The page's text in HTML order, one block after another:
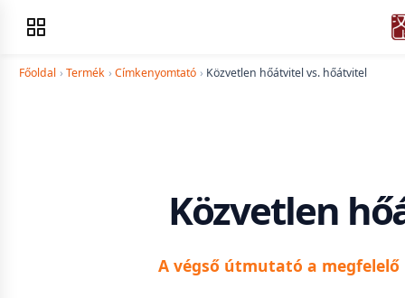
Főoldal › Termék › Címkenyomtató › Közvetlen hőátvitel vs. hőátvitel
Közvetlen
A végső útmutató a